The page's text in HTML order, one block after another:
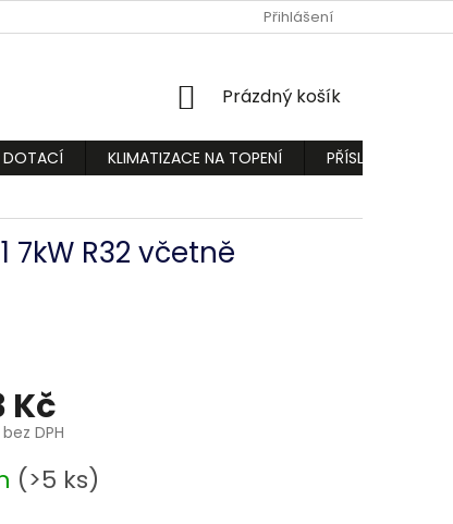
PODMÍNKY OCHRANY OSOBNÍCH ÚDAJŮ
Přihlášení
NÁKUPNÍ
Prázdný košík
DOTACÍ KLIMATIZACE NA TOPENÍ
PŘÍSLUŠENSTVÍ
R32 včetně
Kč
DPH
(>5 ks)